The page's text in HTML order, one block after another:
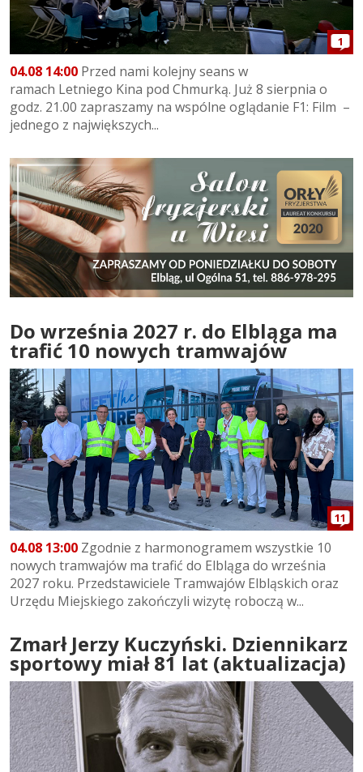
1
04.08 14:00 Przed nami kolejny seans w
ramach Letniego Kina pod Chmurką. Już 8 sierpnia o
godz. 21.00 zapraszamy na wspólne oglądanie F1: Film –
jednego z największych...
Do września 2027 r. do Elbląga ma
trafić 10 nowych tramwajów
11
04.08 13:00 Zgodnie z harmonogramem wszystkie 10
nowych tramwajów ma trafić do Elbląga do września
2027 roku. Przedstawiciele Tramwajów Elbląskich oraz
Urzędu Miejskiego zakończyli wizytę roboczą w...
Zmarł Jerzy Kuczyński. Dziennikarz
sportowy miał 81 lat (aktualizacja)